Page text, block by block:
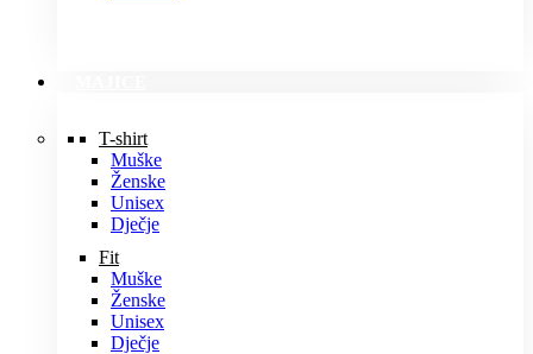
T-shirt
Muške
Ženske
Unisex
Dječje
Fit
Muške
Ženske
Unisex
Dječje